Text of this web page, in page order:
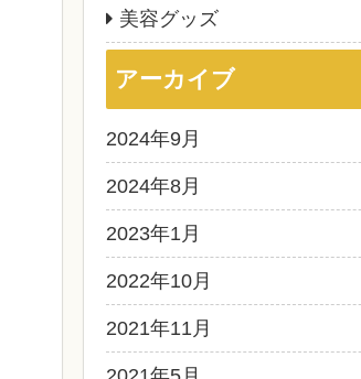
美容グッズ
アーカイブ
2024年9月
2024年8月
2023年1月
2022年10月
2021年11月